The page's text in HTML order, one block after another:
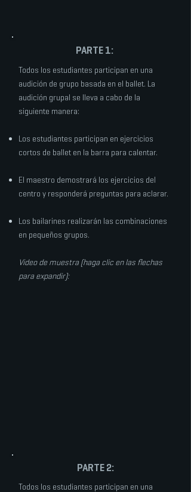
PARTE 1:
Todos los estudiantes participan en una
audición de grupo basada en el ballet. La
audición grupal se lleva a cabo de la
siguiente manera:
Los estudiantes participan en ejercicios
cortos de ballet en la barra para calentar.
El maestro demostrará los ejercicios del
centro y responderá preguntas para aclarar.
Los bailarines realizarán las combinaciones
en pequeños grupos.
Video de muestra (haga clic en las flechas
para expandir):
PARTE 2:
Todos los estudiantes participan en una